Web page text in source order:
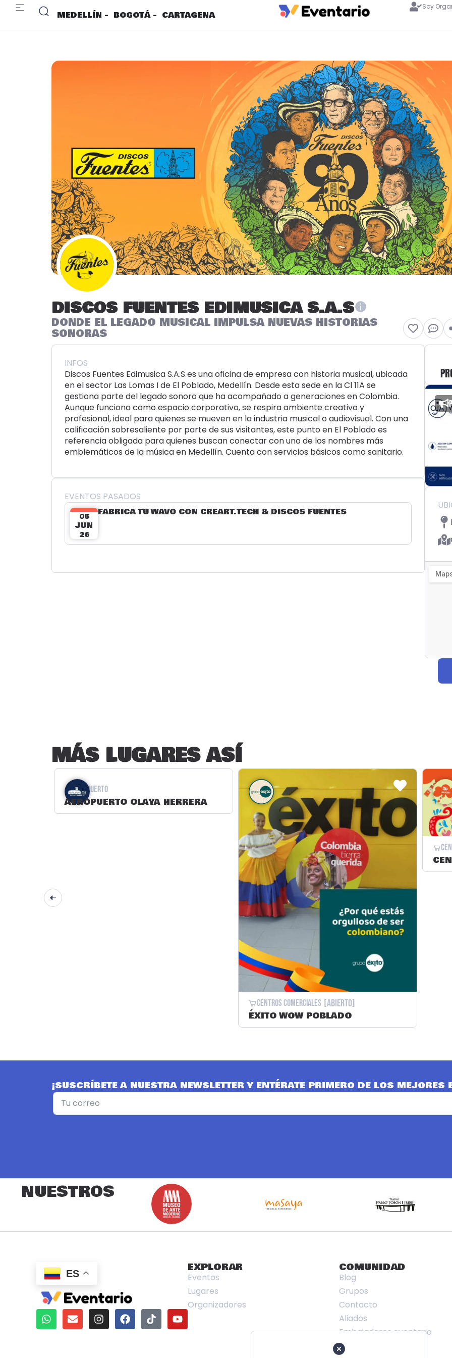
MEDELLÍN - BOGOTÁ - CARTAGENA
Soy
DISCOS FUENTES EDIMUSICA S.A.S
DONDE EL LEGADO MUSICAL IMPULSA NUEVAS HISTORIAS
SONORAS
INFOS
Discos Fuentes Edimusica S.A.S es una oficina de empresa con historia musical, ubicada
en el sector Las Lomas I de El Poblado, Medellín. Desde esta sede en la Cl 11A se
gestiona parte del legado sonoro que ha acompañado a generaciones en Colombia.
Aunque funciona como espacio corporativo, se respira ambiente creativo y
profesional, ideal para quienes se mueven en la industria musical o audiovisual. Con una
calificación sobresaliente por parte de sus visitantes, este punto en El Poblado es
referencia obligada para quienes buscan conectar con uno de los nombres más
emblemáticos de la música en Medellín. Cuenta con servicios básicos como sanitario.
EVENTOS PASADOS
05
JUN
26
FABRICA TU WAVO CON CREART.TECH & DISCOS FUENTES
MÁS LUGARES ASÍ
Aeropuerto
AEROPUERTO OLAYA HERRERA
Centros Comerciales [Abierto]
ÉXITO WOW POBLADO
¡SUSCRÍBETE A NUESTRA NEWSLETTER Y ENTÉRATE PRIMERO DE LOS MEJORES
NUESTROS
ES EXPLORAR
Eventos
Lugares
Organizadores
COMUNIDAD
Blog
Grupos
Contacto
Aliados
Embajadores eventario
Ranking Eventario